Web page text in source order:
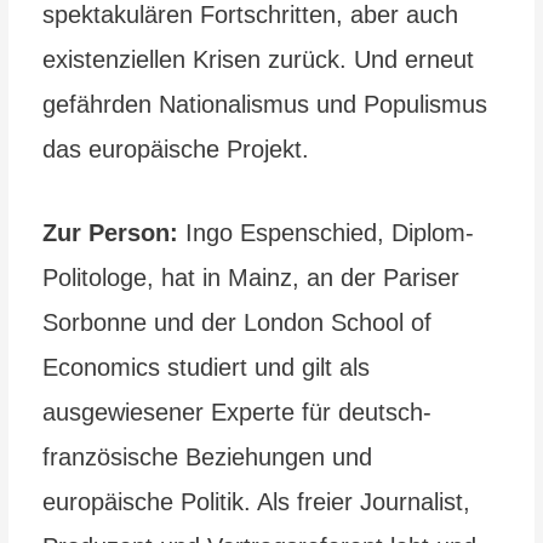
spektakulären Fortschritten, aber auch
existenziellen Krisen zurück. Und erneut
gefährden Nationalismus und Populismus
das europäische Projekt.
Zur Person: Ingo Espenschied, Diplom-
Politologe, hat in Mainz, an der Pariser
Sorbonne und der London School of
Economics studiert und gilt als
ausgewiesener Experte für deutsch-
französische Beziehungen und
europäische Politik. Als freier Journalist,